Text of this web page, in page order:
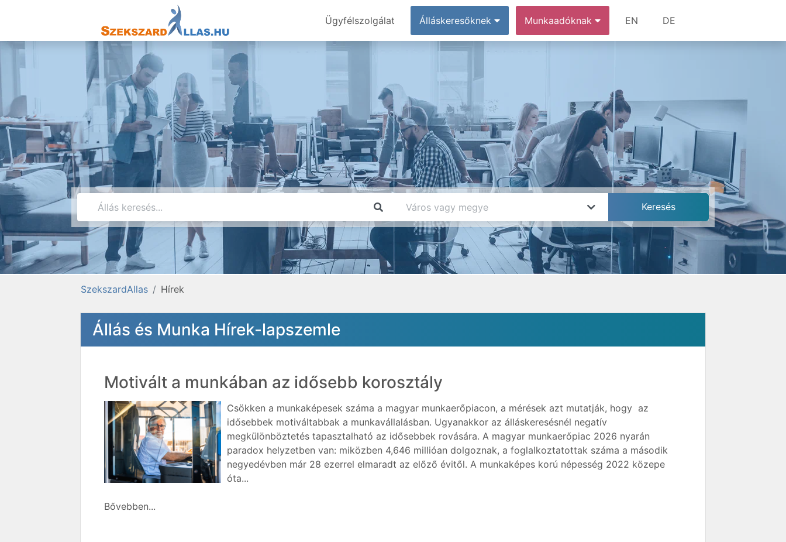
Ügyfélszolgálat Álláskeresőknek Munkaadóknak EN DE
SzekszardAllas Hírek
Állás és Munka Hírek-lapszemle
Motivált a munkában az idősebb korosztály
Csökken a munkaképesek száma a magyar munkaerőpiacon, a mérések azt mutatják, hogy az
idősebbek motiváltabbak a munkavállalásban. Ugyanakkor az álláskeresésnél negatív
megkülönböztetés tapasztalható az idősebbek rovására. A magyar munkaerőpiac 2026 nyarán
paradox helyzetben van: miközben 4,646 millióan dolgoznak, a foglalkoztatottak száma a második
negyedévben már 28 ezerrel elmaradt az előző évitől. A munkaképes korú népesség 2022 közepe
óta...
Bővebben...